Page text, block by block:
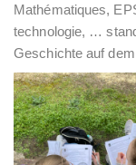
Mathématiques,
technologie, …
Geschichte auf